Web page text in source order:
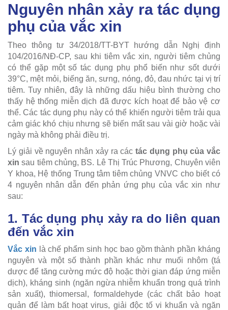
Nguyên nhân xảy ra tác dụng
phụ của vắc xin
Theo thông tư 34/2018/TT-BYT hướng dẫn Nghị định
104/2016/NĐ-CP, sau khi tiêm vắc xin, người tiêm chủng
có thể gặp một số tác dụng phụ phổ biến như sốt dưới
39°C, mệt mỏi, biếng ăn, sưng, nóng, đỏ, đau nhức tại vị trí
tiêm. Tuy nhiên, đây là những dấu hiệu bình thường cho
thấy hệ thống miễn dịch đã được kích hoạt để bảo vệ cơ
thể. Các tác dụng phụ này có thể khiến người tiêm trải qua
cảm giác khó chịu nhưng sẽ biến mất sau vài giờ hoặc vài
ngày mà không phải điều trị.
Lý giải về nguyên nhân xảy ra các tác dụng phụ của vắc
xin sau tiêm chủng, BS. Lê Thị Trúc Phương, Chuyên viên
Y khoa, Hệ thống Trung tâm tiêm chủng VNVC cho biết có
4 nguyên nhân dẫn đến phản ứng phụ của vắc xin như
sau:
1. Tác dụng phụ xảy ra do liên quan
đến vắc xin
Vắc xin là chế phẩm sinh học bao gồm thành phần kháng
nguyên và một số thành phần khác như muối nhôm (tá
dược để tăng cường mức độ hoặc thời gian đáp ứng miễn
dịch), kháng sinh (ngăn ngừa nhiễm khuẩn trong quá trình
sản xuất), thiomersal, formaldehyde (các chất bảo hoạt
quản để làm bất hoạt virus, giải độc tố vi khuẩn và ngăn